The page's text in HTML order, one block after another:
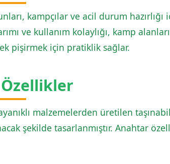
kampçılar ve acil durum hazırlığı
ve kullanım kolaylığı, kamp
pişirmek için pratiklik sağlar.
Özellikler
malzemelerden üretilen
şekilde tasarlanmıştır. Anahtar